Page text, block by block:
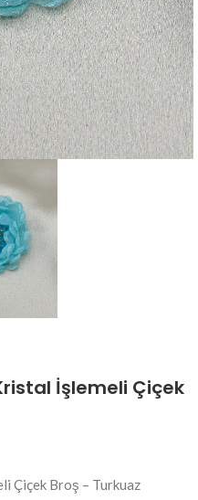
İşlemeli Çiçek
Çiçek Broş – Turkuaz